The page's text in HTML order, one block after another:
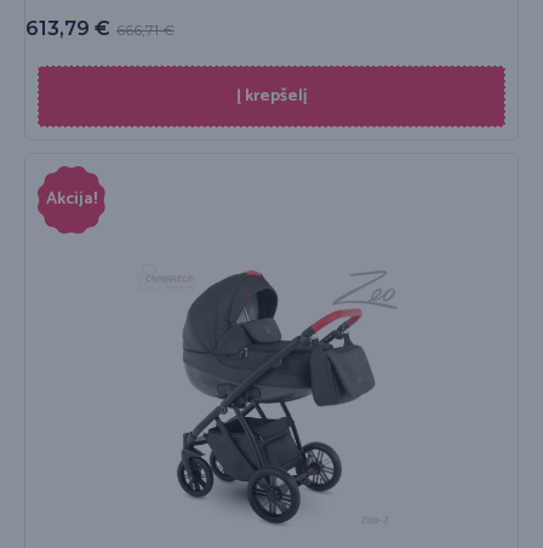
666,71€
613,79 €
Į krepšelį
Akcija!